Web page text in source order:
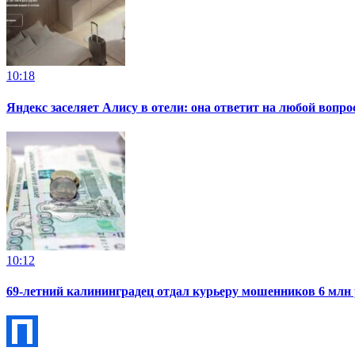
10:18
Яндекс заселяет Алису в отели: она ответит на любой
10:12
69-летний калининградец отдал курьеру мошенников 6 млн